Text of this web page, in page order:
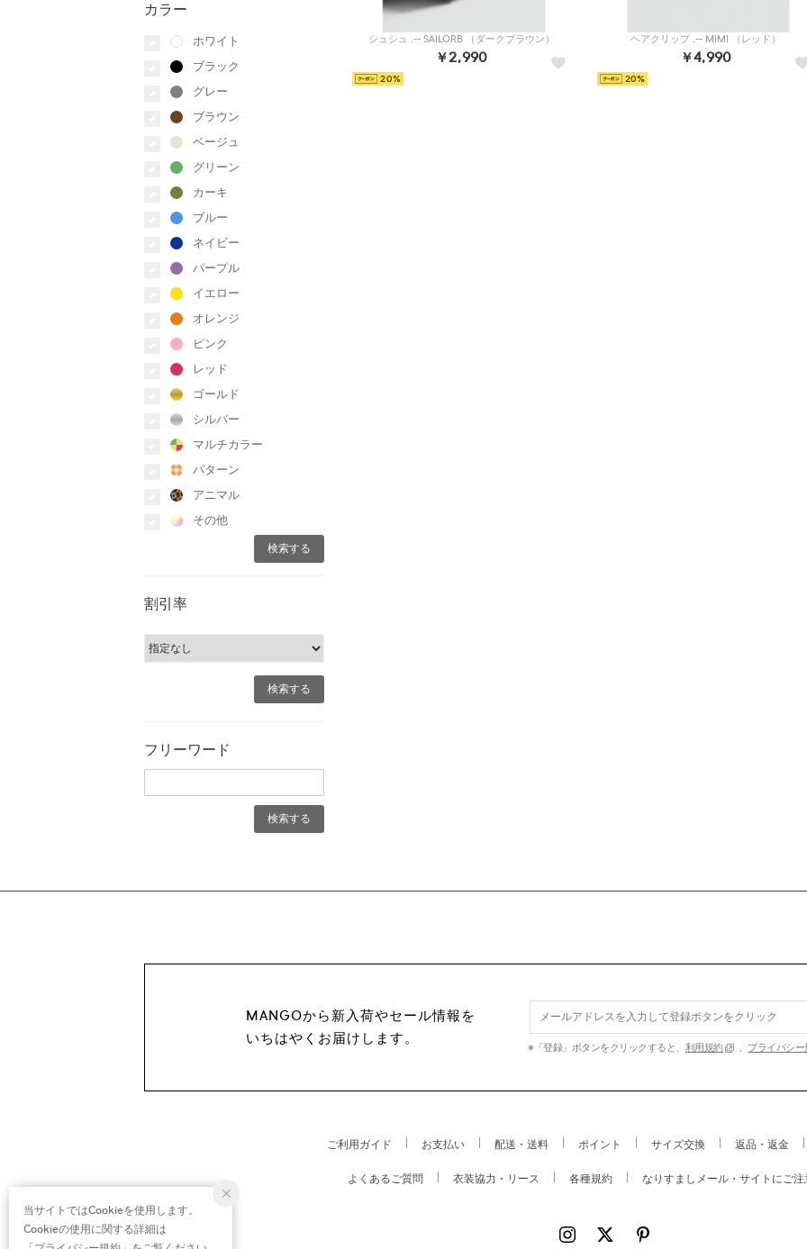
カラー
ホワイト
ブラック
グレー
ブラウン
ベージュ
グリーン
カーキ
ブルー
ネイビー
パープル
イエロー
オレンジ
ピンク
レッド
ゴールド
シルバー
マルチカラー
パターン
アニマル
その他
割引率
フリーワード
シュシュ .-- SAILORB （ダークブラウン）
￥2,990
20
ヘアクリップ .-- MIMI （レッド）
￥4,990
20
MANGOから新入荷やセール情報を
いちはやくお届けします。
※「登録」ボタンをクリックすると、 利用規約 、 プライバシー
ご利用ガイド お支払い 配送・送料 ポイント サイズ交換 返品・返金
よくあるご質問 衣装協力・リース 各種規約 なりすましメール・サイトにご
当サイトではCookieを使用します。
Cookieの使用に関する詳細は